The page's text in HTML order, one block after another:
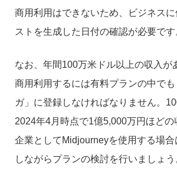
商用利用はできないため、ビジネス
ストを生成した日付の確認が必要です
なお、年間100万米ドル以上の収入が
商用利用するには有料プランの中で
ガ」に登録しなければなりません。
2024年4月時点で1億5,000万円ほどの
企業としてMidjourneyを使用する場
しながらプランの検討を行いましょう